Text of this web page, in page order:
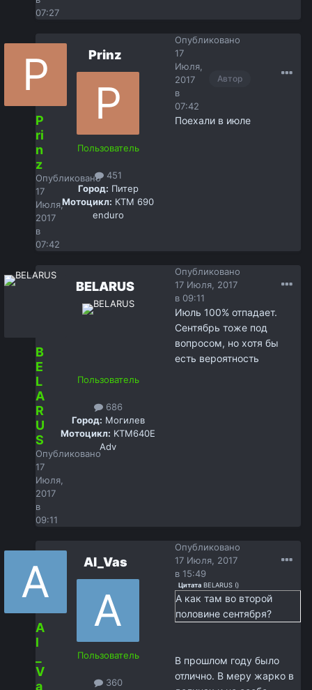
07:27
P
ri
n
z
Опубликовано
17
Июля,
2017
в
07:42
Prinz
Пользователь
451
Город: Питер
Мотоцикл: КТМ 690
enduro
Автор
Опубликовано
17
Июля,
2017
в
07:42
Поехали в июле
B
E
L
A
R
U
S
Опубликовано
17
Июля,
2017
в
09:11
BELARUS
Пользователь
686
Город: Могилев
Мотоцикл: KTM640E
Adv
Опубликовано
17 Июля, 2017
в 09:11
Июль 100% отпадает.
Сентябрь тоже под
вопросом, но хотя бы
есть вероятность
A
l
V
a
Al_Vas
Пользователь
360
Опубликовано
17 Июля, 2017
в 15:49
Цитата BELARUS ()
А как там во второй
половине сентября?
В прошлом году было
отлично. В меру жарко в